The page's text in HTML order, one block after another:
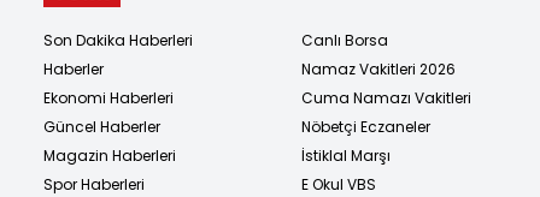
Son Dakika Haberleri
Haberler
Ekonomi Haberleri
Güncel Haberler
Magazin Haberleri
Spor Haberleri
Canlı Borsa
Namaz Vakitleri 2026
Cuma Namazı Vakitleri
Nöbetçi Eczaneler
İstiklal Marşı
E Okul VBS